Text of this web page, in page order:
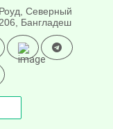
Северный
Бангладеш